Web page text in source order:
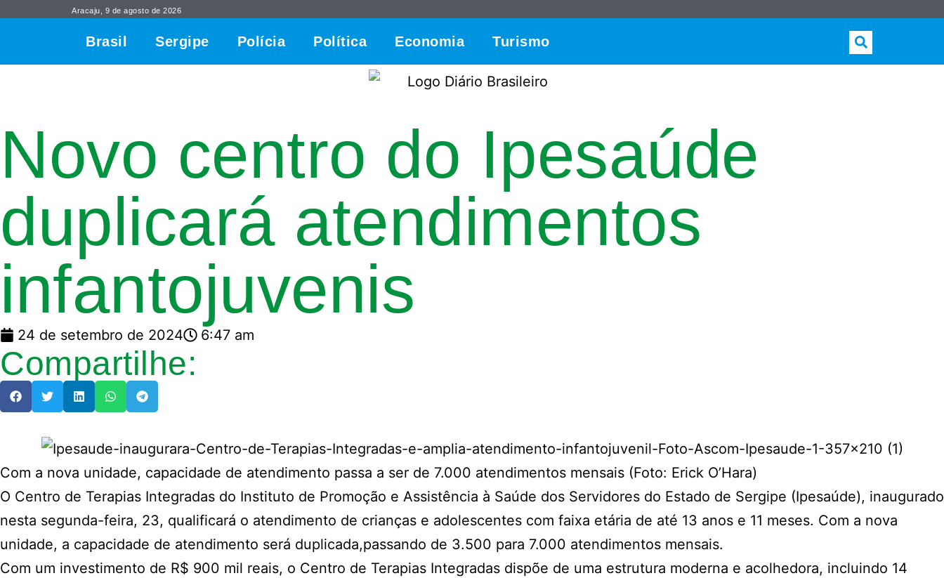
Aracaju, 9 de agosto de 2026
Brasil Sergipe Polícia Política Economia Turismo
Novo centro do Ipesaúde
duplicará atendimentos
infantojuvenis
24 de setembro de 2024 6:47 am
Compartilhe:
Com a nova unidade, capacidade de atendimento passa a ser de 7.000 atendimentos mensais (Foto: Erick O’Hara)
O Centro de Terapias Integradas do Instituto de Promoção e Assistência à Saúde dos Servidores do Estado de Sergipe (Ipesaúde), inaugurado
nesta segunda-feira, 23, qualificará o atendimento de crianças e adolescentes com faixa etária de até 13 anos e 11 meses. Com a nova
unidade, a capacidade de atendimento será duplicada,passando de 3.500 para 7.000 atendimentos mensais.
Com um investimento de R$ 900 mil reais, o Centro de Terapias Integradas dispõe de uma estrutura moderna e acolhedora, incluindo 14